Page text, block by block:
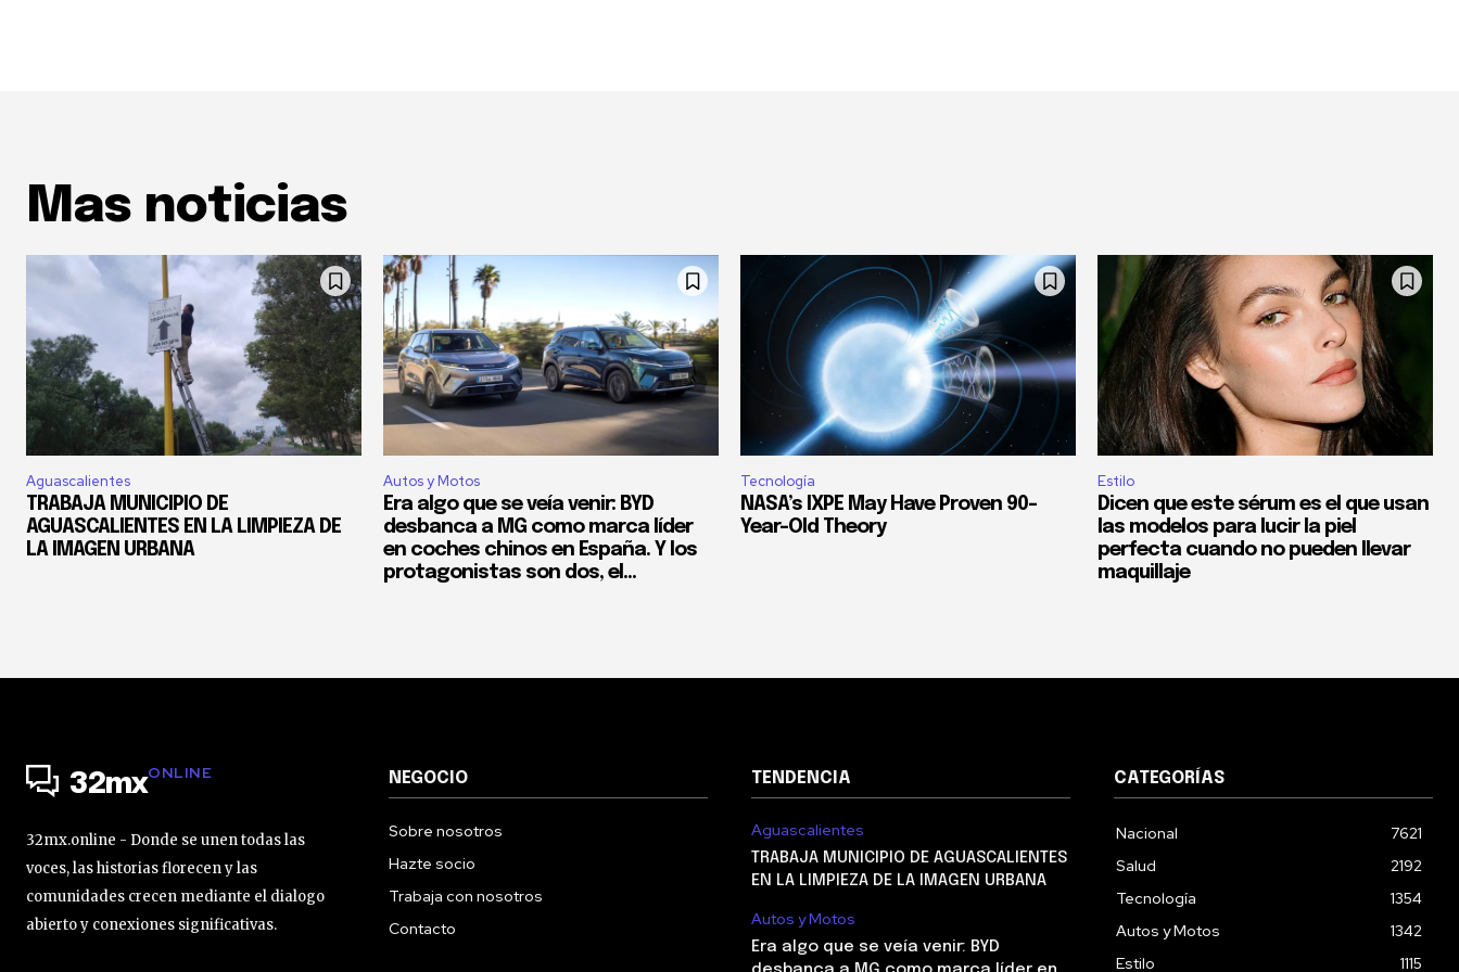
Mas noticias
Aguascalientes
TRABAJA MUNICIPIO DE
AGUASCALIENTES EN LA LIMPIEZA DE
LA IMAGEN URBANA
Autos y Motos
Era algo que se veía venir: BYD
desbanca a MG como marca líder
en coches chinos en España. Y los
protagonistas son dos, el...
Tecnología
NASA’s IXPE May Have Proven 90-
Year-Old Theory
Estilo
Dicen que este sérum es el que usan
las modelos para lucir la piel
perfecta cuando no pueden llevar
maquillaje
32mxONLINE
32mx.online - Donde se unen todas las
voces, las historias florecen y las
comunidades crecen mediante el dialogo
abierto y conexiones significativas.
NEGOCIO
Sobre nosotros
Hazte socio
Trabaja con nosotros
Contacto
TENDENCIA
Aguascalientes
TRABAJA MUNICIPIO DE AGUASCALIENTES
EN LA LIMPIEZA DE LA IMAGEN URBANA
Autos y Motos
Era algo que se veía venir: BYD
CATEGORÍAS
Nacional
7621
Salud
2192
Tecnología
1354
Autos y Motos
1342
Estilo
1115